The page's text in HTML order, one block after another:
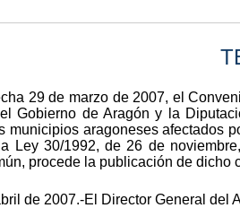
29 de marzo de 2007, el
Gobierno de Aragón y la
municipios aragoneses afectados
Ley 30/1992, de 26 de
procede la publicación de
de 2007.-El Director General del